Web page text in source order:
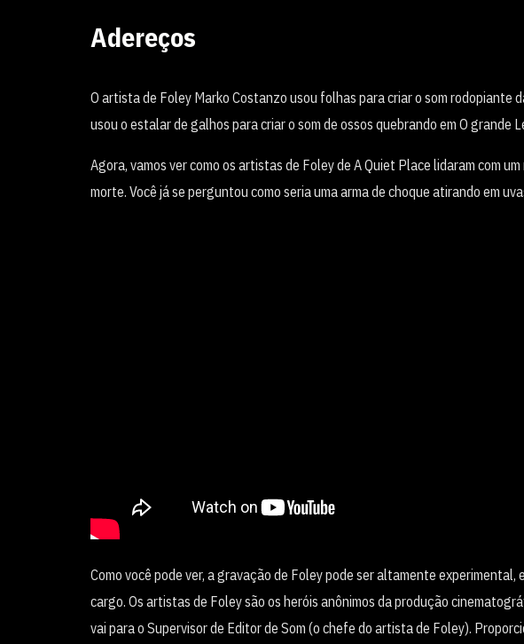
Adereços
O artista de Foley Marko Costanzo usou folhas para criar o som rodopiante
usou o estalar de galhos para criar o som de ossos quebrando em O grande
Agora, vamos ver como os artistas de Foley de A Quiet Place lidaram com
morte. Você já se perguntou como seria uma arma de choque atirando em
Como você pode ver, a gravação de Foley pode ser altamente experimental,
cargo. Os artistas de Foley são os heróis anônimos da produção
vai para o Supervisor de Editor de Som (o chefe do artista de Foley).